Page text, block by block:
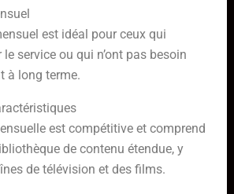
est idéal pour ceux qui
service ou qui n’ont pas besoin
à long terme.
est compétitive et comprend
de contenu étendue, y
de télévision et des films.